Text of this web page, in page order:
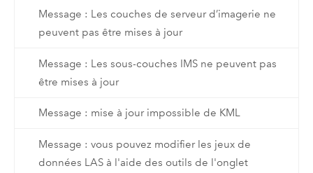
Message : Les couches de serveur d’imagerie ne
peuvent pas être mises à jour
Message : Les sous-couches IMS ne peuvent pas
être mises à jour
Message : mise à jour impossible de KML
Message : vous pouvez modifier les jeux de
données LAS à l'aide des outils de l'onglet